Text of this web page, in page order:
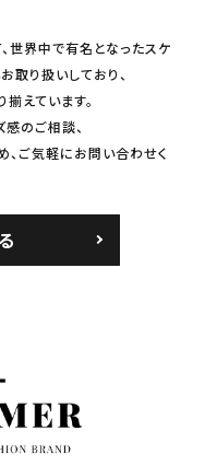
世界中で有名となったスケ
り扱いしており、
えています。
のご相談、
、ご気軽にお問い合わせく